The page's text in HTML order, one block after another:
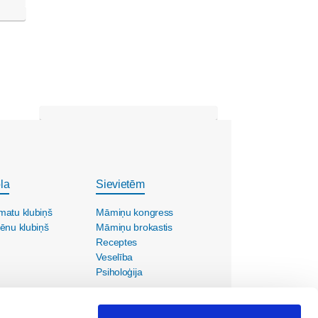
klubiņš
klubiņš
Sievietēm
Māmiņu kongress
Māmiņu brokastis
Receptes
Veselība
Psiholoģija